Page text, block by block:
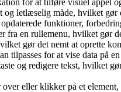
letlæselig måde, hvilket
funktioner,
en rullemenu, hvilket gør
gør det nemt at oprette
for at vise data på
og redigere tekst, hvilket
eller klikker på et